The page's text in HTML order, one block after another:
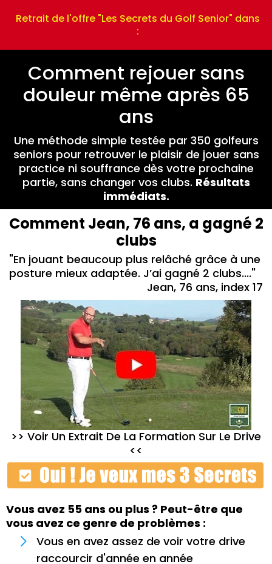
Retrait de l'offre "Les Secrets du Golf Senior" dans
:
Comment rejouer sans
douleur même après 65
ans
Une méthode simple testée par 350 golfeurs
seniors pour retrouver le plaisir de jouer sans
practice ni souffrance dès votre prochaine
partie, sans changer vos clubs. Résultats
immédiats.
Comment Jean, 76 ans, a gagné 2
clubs
"En jouant beaucoup plus relâché grâce à une
posture mieux adaptée. J’ai gagné 2 clubs...."
Jean, 76 ans, index 17
>> Voir Un Extrait De La Formation Sur Le Drive
<<
Vous avez 55 ans ou plus ? Peut-être que
vous avez ce genre de problèmes :
Vous en avez assez de voir votre drive
raccourcir d'année en année